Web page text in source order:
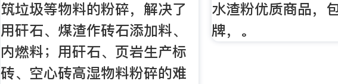
筑垃圾等物料的粉碎，解决了
用矸石、煤渣作砖石添加料、
内燃料；用矸石、页岩生产标
砖、空心砖高湿物料粉碎的难
水渣粉优质商品，
牌，。